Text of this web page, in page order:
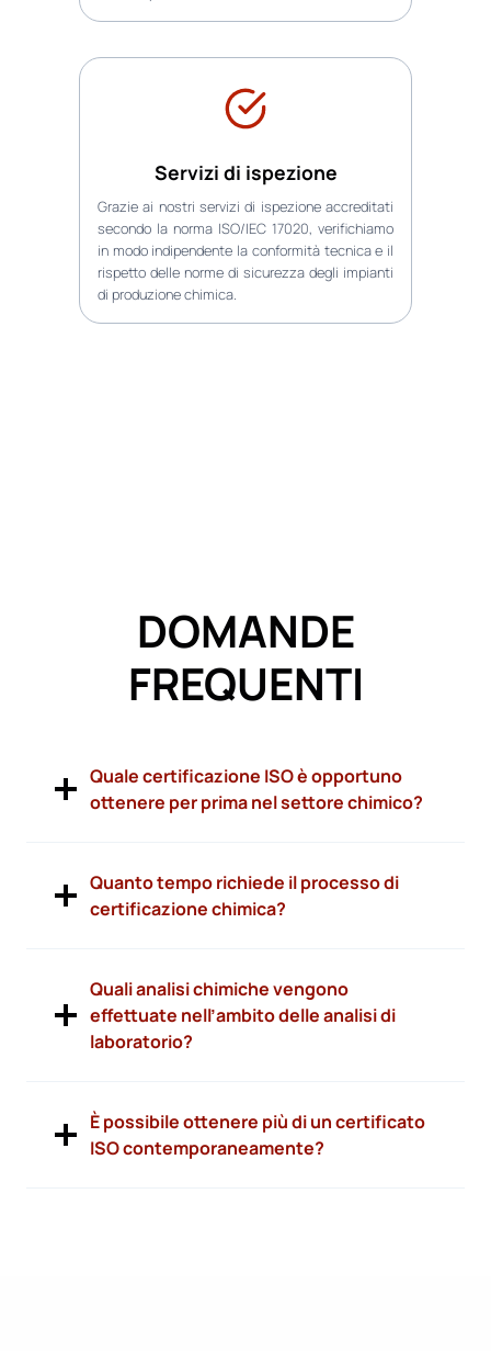
Servizi di ispezione
Grazie ai nostri servizi di ispezione accreditati
secondo la norma ISO/IEC 17020, verifichiamo
in modo indipendente la conformità tecnica e il
rispetto delle norme di sicurezza degli impianti
di produzione chimica.
DOMANDE
FREQUENTI
Quale certificazione ISO è opportuno
ottenere per prima nel settore chimico?
Quanto tempo richiede il processo di
certificazione chimica?
Quali analisi chimiche vengono
effettuate nell’ambito delle analisi di
laboratorio?
È possibile ottenere più di un certificato
ISO contemporaneamente?